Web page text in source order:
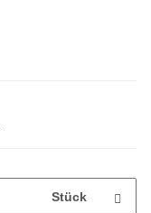
Stück